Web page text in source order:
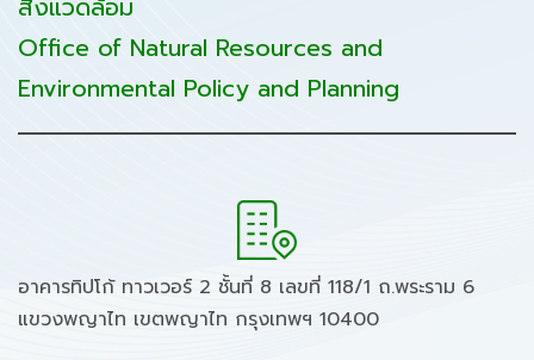
สิ่งแวดล้อม
Office of Natural Resources and
Environmental Policy and Planning
อาคารทิปโก้ ทาวเวอร์ 2 ชั้นที่ 8 เลขที่ 118/1 ถ.พระราม 6
แขวงพญาไท เขตพญาไท กรุงเทพฯ 10400